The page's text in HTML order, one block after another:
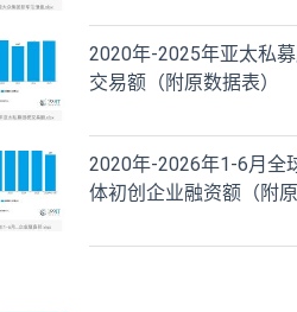
2020年-2025年亚太私
交易额（附原数据表） ​​​
2020年-2026年1-6月全
体初创企业融资额（附